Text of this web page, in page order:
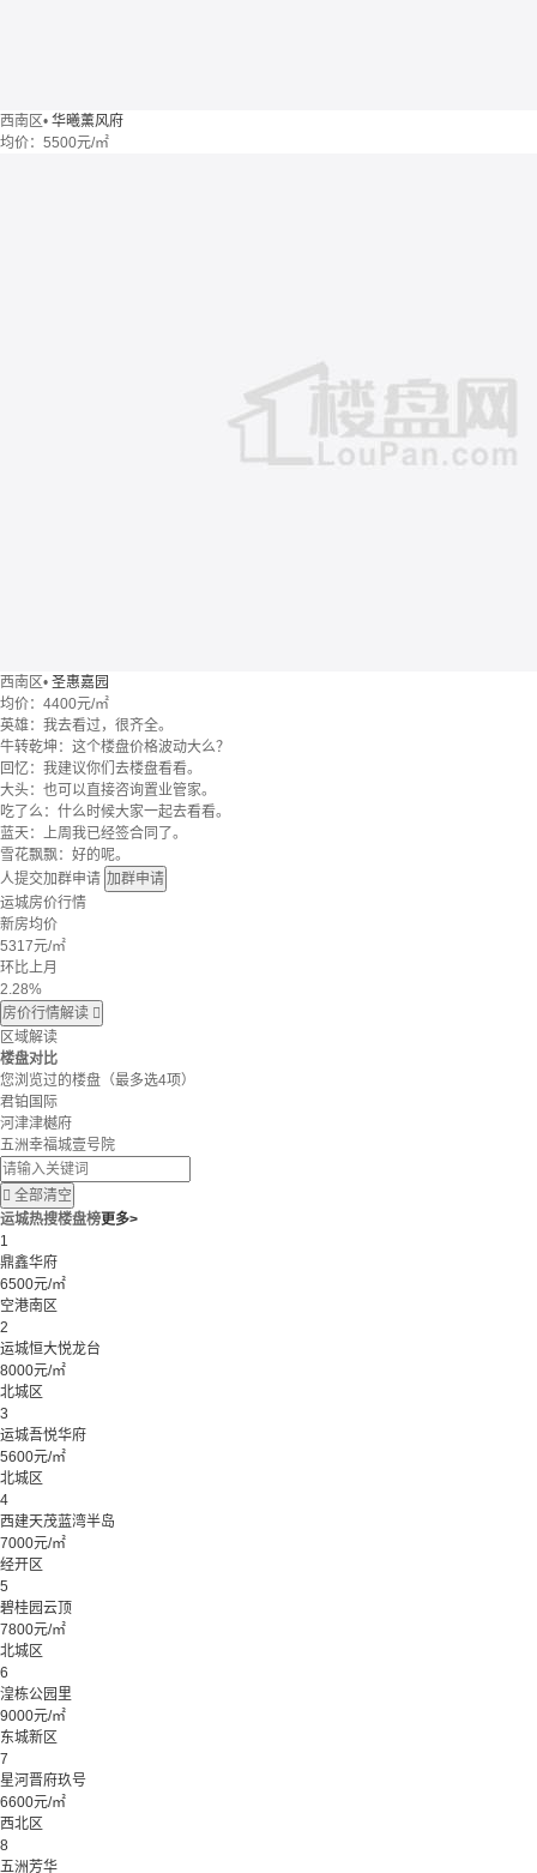
西南区• 华曦薰风府
均价： 5500元/㎡
西南区• 圣惠嘉园
均价： 4400元/㎡
英雄：我去看过，很齐全。
牛转乾坤：这个楼盘价格波动大么？
回忆：我建议你们去楼盘看看。
大头：也可以直接咨询置业管家。
吃了么：什么时候大家一起去看看。
蓝天：上周我已经签合同了。
雪花飘飘：好的呢。
人提交加群申请 加群申请
运城房价行情
新房均价
5317元/㎡
环比上月
2.28%
房价行情解读 
区域解读
楼盘对比
您浏览过的楼盘 （最多选4项）
君铂国际
河津津樾府
五洲幸福城壹号院
 全部清空
运城热搜楼盘榜更多>
1
鼎鑫华府
6500元/㎡
空港南区
2
运城恒大悦龙台
8000元/㎡
北城区
3
运城吾悦华府
5600元/㎡
北城区
4
西建天茂蓝湾半岛
7000元/㎡
经开区
5
碧桂园云顶
7800元/㎡
北城区
6
湟栋公园里
9000元/㎡
东城新区
7
星河晋府玖号
6600元/㎡
西北区
8
五洲芳华